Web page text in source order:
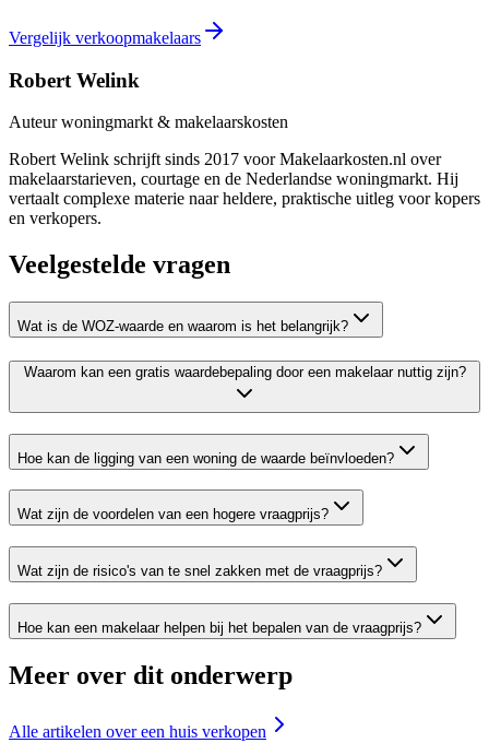
Vergelijk verkoopmakelaars
Robert Welink
Auteur woningmarkt & makelaarskosten
Robert Welink schrijft sinds 2017 voor Makelaarkosten.nl over
makelaarstarieven, courtage en de Nederlandse woningmarkt. Hij
vertaalt complexe materie naar heldere, praktische uitleg voor kopers
en verkopers.
Veelgestelde vragen
Wat is de WOZ-waarde en waarom is het belangrijk?
Waarom kan een gratis waardebepaling door een makelaar nuttig zijn?
Hoe kan de ligging van een woning de waarde beïnvloeden?
Wat zijn de voordelen van een hogere vraagprijs?
Wat zijn de risico's van te snel zakken met de vraagprijs?
Hoe kan een makelaar helpen bij het bepalen van de vraagprijs?
Meer over dit onderwerp
Alle artikelen overeen huis verkopen